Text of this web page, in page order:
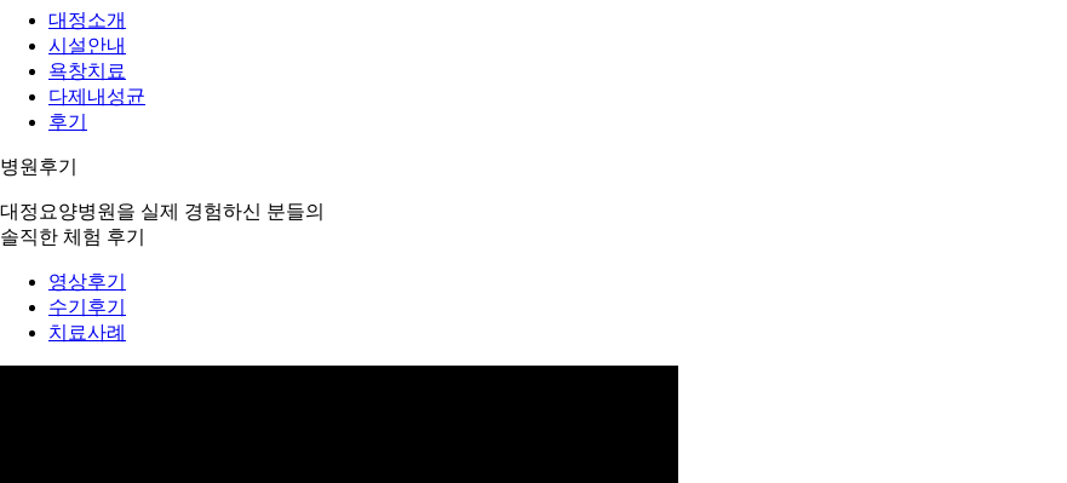
대정소개
시설안내
욕창치료
다제내성균
후기
병원후기
대정요양병원을 실제 경험하신 분들의
솔직한 체험 후기
영상후기
수기후기
치료사례